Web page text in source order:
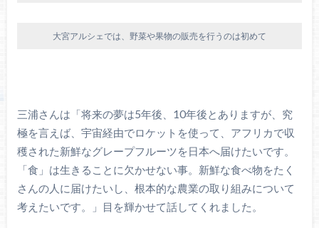
大宮アルシェでは、野菜や果物の販売を行うのは初めて
三浦さんは「将来の夢は5年後、10年後とありますが、究
極を言えば、宇宙経由でロケットを使って、アフリカで収
穫された新鮮なグレープフルーツを日本へ届けたいです。
「食」は生きることに欠かせない事。新鮮な食べ物をたく
さんの人に届けたいし、根本的な農業の取り組みについて
考えたいです。」目を輝かせて話してくれました。